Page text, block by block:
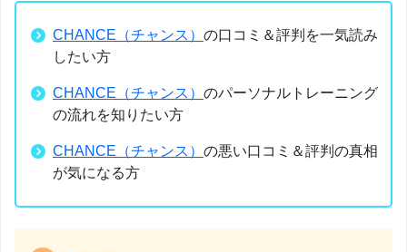
CHANCE（チャンス） の口コミ＆評判を一気読み
したい方
CHANCE（チャンス） のパーソナルトレーニング
の流れを知りたい方
CHANCE（チャンス） の悪い口コミ＆評判の真相
が気になる方